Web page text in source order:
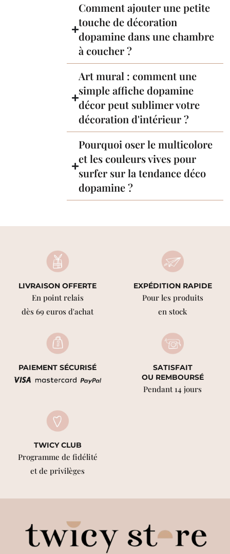
Comment ajouter une petite
touche de décoration
dopamine dans une chambre
à coucher ?
Art mural : comment une
simple affiche dopamine
décor peut sublimer votre
décoration d'intérieur ?
Pourquoi oser le multicolore
et les couleurs vives pour
surfer sur la tendance déco
dopamine ?
LIVRAISON OFFERTE
En point relais
dès 69 euros d'achat
EXPÉDITION RAPIDE
Pour les produits
en stock
PAIEMENT SÉCURISÉ
SATISFAIT
OU REMBOURSÉ
Pendant 14 jours
TWICY CLUB
Programme de fidélité
et de privilèges